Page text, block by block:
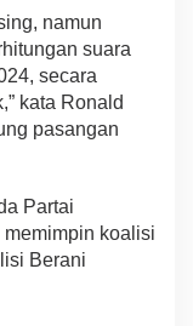
namun
suara
secara
kata Ronald
pasangan
Partai
koalisi
Berani